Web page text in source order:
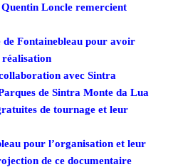
Loncle remercient
Fontainebleau pour avoir
avec Sintra
de Sintra Monte da Lua
de tournage et leur
pour l’organisation et leur
de ce documentaire